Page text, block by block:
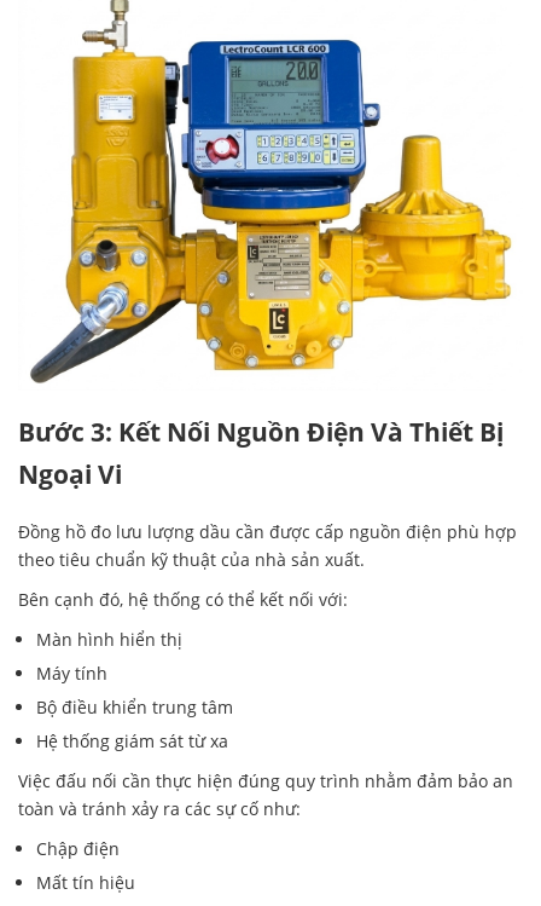
Bước 3: Kết Nối Nguồn Điện Và Thiết Bị
Ngoại Vi
Đồng hồ đo lưu lượng dầu cần được cấp nguồn điện phù hợp
theo tiêu chuẩn kỹ thuật của nhà sản xuất.
Bên cạnh đó, hệ thống có thể kết nối với:
Màn hình hiển thị
Máy tính
Bộ điều khiển trung tâm
Hệ thống giám sát từ xa
Việc đấu nối cần thực hiện đúng quy trình nhằm đảm bảo an
toàn và tránh xảy ra các sự cố như:
Chập điện
Mất tín hiệu